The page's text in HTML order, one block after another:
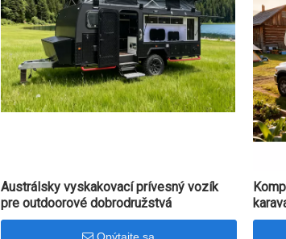
Austrálsky vyskakovací prívesný vozík
pre outdoorové dobrodružstvá